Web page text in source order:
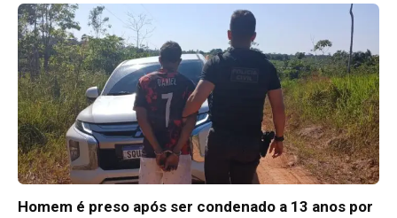
Homem é preso após ser condenado a 13 anos por